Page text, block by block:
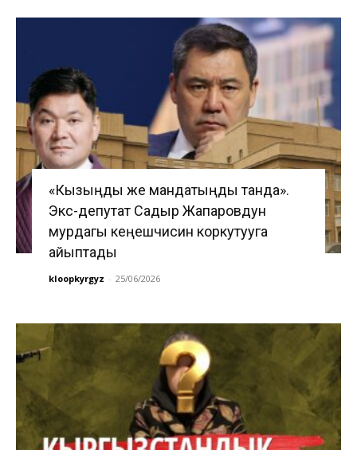
«Кызыңды же мандатыңды танда».
Экс-депутат Садыр Жапаровдун
мурдагы кеңешчисин коркутууга
айыптады
kloopkyrgyz - 25/06/2026